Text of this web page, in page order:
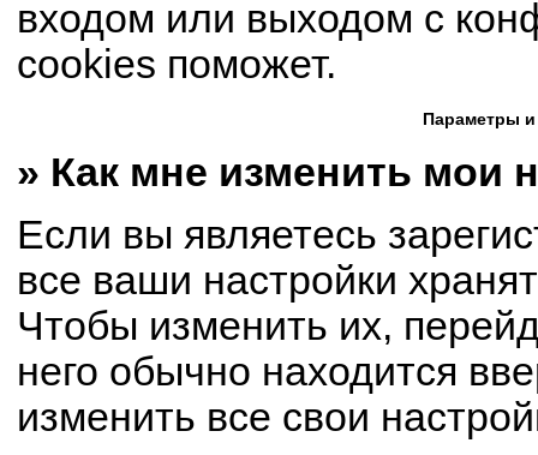
входом или выходом с
cookies поможет.
Параметры и
» Как мне изменить мои
Если вы являетесь
все ваши настройки
Чтобы изменить их,
него обычно находится
изменить все свои